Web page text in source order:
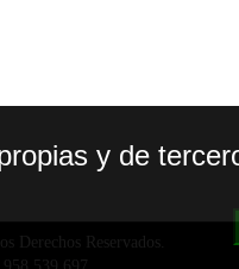
Derechos Reservados.
y de